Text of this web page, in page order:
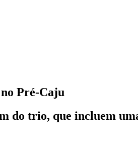
Pré-Caju
do trio, que incluem